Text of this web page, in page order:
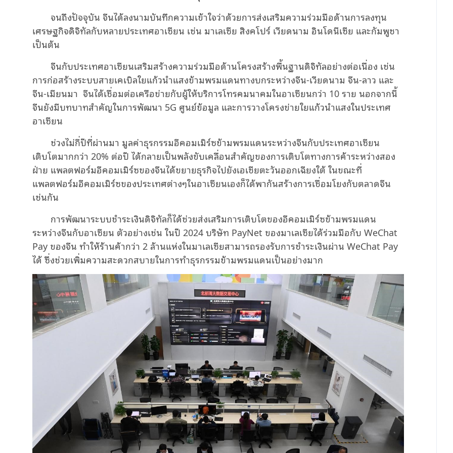
จนถึงปัจจุบัน จีนได้ลงนามบันทึกความเข้าใจว่าด้วยการส่งเสริมความร่วมมือด้านการลงทุน
เศรษฐกิจดิจิทัลกับหลายประเทศอาเซียน เช่น มาเลเซีย สิงคโปร์ เวียดนาม อินโดนีเซีย และกัมพูชา
เป็นต้น
จีนกับประเทศอาเซียนเสริมสร้างความร่วมมือด้านโครงสร้างพื้นฐานดิจิทัลอย่างต่อเนื่อง เช่น
การก่อสร้างระบบสายเคเบิลใยแก้วนำแสงข้ามพรมแดนทางบกระหว่างจีน-เวียดนาม จีน-ลาว และ
จีน-เมียนมา จีนได้เชื่อมต่อเครือข่ายกับผู้ให้บริการโทรคมนาคมในอาเซียนกว่า 10 ราย นอกจากนี้
จีนยังมีบทบาทสำคัญในการพัฒนา 5G ศูนย์ข้อมูล และการวางโครงข่ายใยแก้วนำแสงในประเทศ
อาเซียน
ช่วงไม่กี่ปีที่ผ่านมา มูลค่าธุรกรรมอีคอมเมิร์ซข้ามพรมแดนระหว่างจีนกับประเทศอาเซียน
เติบโตมากกว่า 20% ต่อปี ได้กลายเป็นพลังขับเคลื่อนสำคัญของการเติบโตทางการค้าระหว่างสอง
ฝ่าย แพลตฟอร์มอีคอมเมิร์ซของจีนได้ขยายธุรกิจไปยังเอเชียตะวันออกเฉียงใต้ ในขณะที่
แพลตฟอร์มอีคอมเมิร์ซของประเทศต่างๆในอาเซียนเองก็ได้พากันสร้างการเชื่อมโยงกับตลาดจีน
เช่นกัน
การพัฒนาระบบชำระเงินดิจิทัลก็ได้ช่วยส่งเสริมการเติบโตของอีคอมเมิร์ซข้ามพรมแดน
ระหว่างจีนกับอาเซียน ตัวอย่างเช่น ในปี 2024 บริษัท PayNet ของมาเลเซียได้ร่วมมือกับ WeChat
Pay ของจีน ทำให้ร้านค้ากว่า 2 ล้านแห่งในมาเลเซียสามารถรองรับการชำระเงินผ่าน WeChat Pay
ได้ ซึ่งช่วยเพิ่มความสะดวกสบายในการทำธุรกรรมข้ามพรมแดนเป็นอย่างมาก